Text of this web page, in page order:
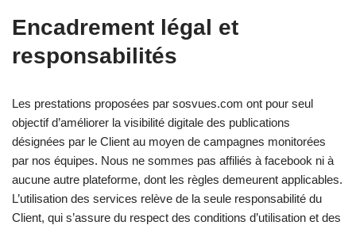
Encadrement légal et
responsabilités
Les prestations proposées par sosvues.com ont pour seul
objectif d’améliorer la visibilité digitale des publications
désignées par le Client au moyen de campagnes monitorées
par nos équipes. Nous ne sommes pas affiliés à facebook ni à
aucune autre plateforme, dont les règles demeurent applicables.
L’utilisation des services relève de la seule responsabilité du
Client, qui s’assure du respect des conditions d’utilisation et des